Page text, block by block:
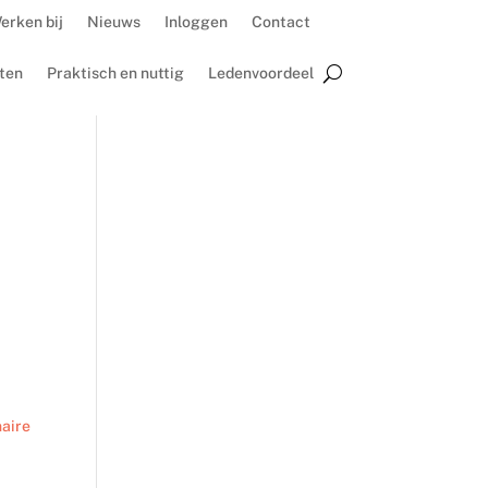
bij Nieuws Inloggen Contact
Praktisch en nuttig Ledenvoordeel